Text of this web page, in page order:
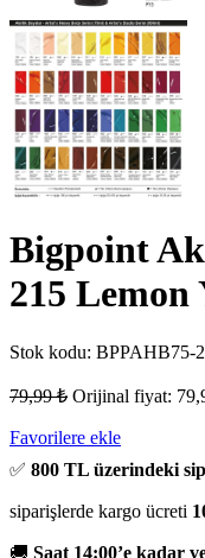
Bigpoint
215 Lemon
Stok kodu: BPPAHB75-
79,99₺ Orijinal fiyat:
Favorilere ekle
✅ 800 TL üzerindeki
siparişlerde kargo ücreti
🚚 Saat 14:00’e kadar